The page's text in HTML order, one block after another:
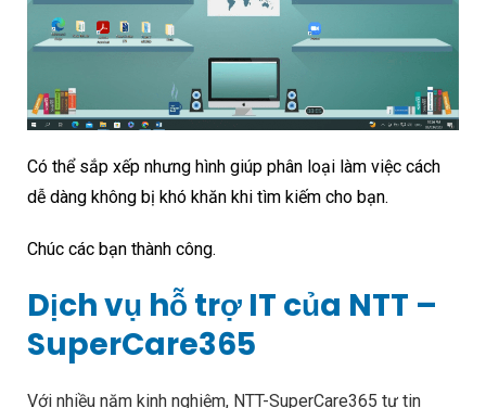
Có thể sắp xếp nhưng hình giúp phân loại làm việc cách
dễ dàng không bị khó khăn khi tìm kiếm cho bạn.
Chúc các bạn thành công.
Dịch vụ hỗ trợ IT của NTT –
SuperCare365
Với nhiều năm kinh nghiệm, NTT-SuperCare365 tự tin